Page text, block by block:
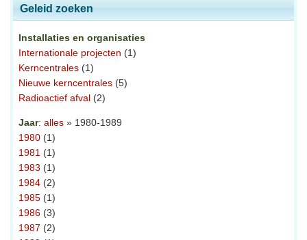
Geleid zoeken
Installaties en organisaties
Internationale projecten (1)
Kerncentrales (1)
Nieuwe kerncentrales (5)
Radioactief afval (2)
Jaar: alles » 1980-1989
1980 (1)
1981 (1)
1983 (1)
1984 (2)
1985 (1)
1986 (3)
1987 (2)